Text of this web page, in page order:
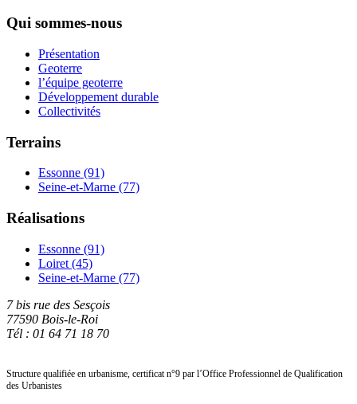
Qui sommes-nous
Présentation
Geoterre
l’équipe geoterre
Développement durable
Collectivités
Terrains
Essonne (91)
Seine-et-Marne (77)
Réalisations
Essonne (91)
Loiret (45)
Seine-et-Marne (77)
7 bis rue des Sesçois
77590 Bois-le-Roi
Tél : 01 64 71 18 70
Structure qualifiée en urbanisme, certificat n°9 par l’Office Professionnel de Qualification
des Urbanistes